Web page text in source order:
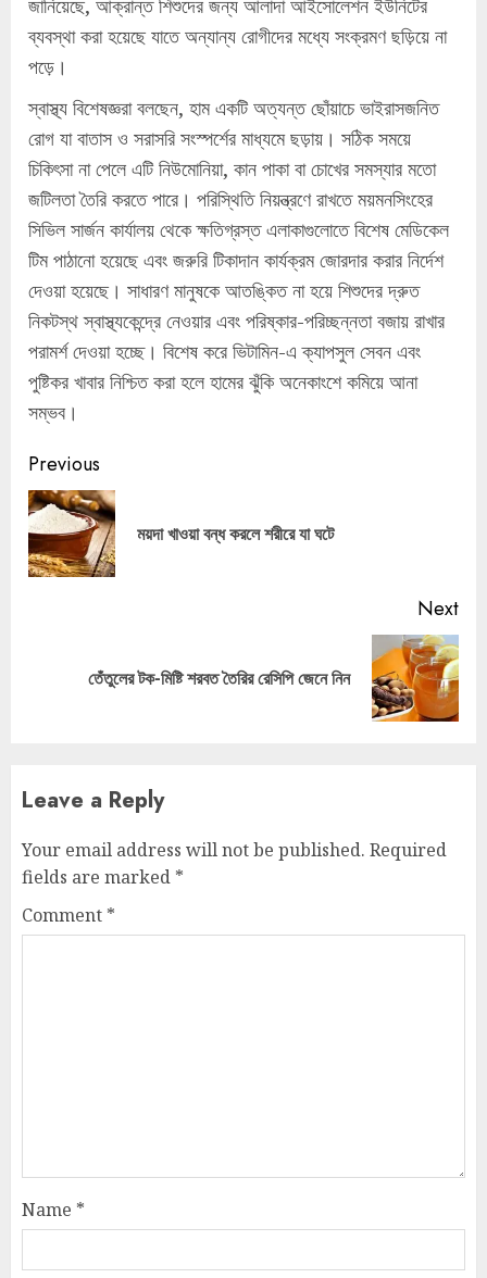
জানিয়েছে, আক্রান্ত শিশুদের জন্য আলাদা আইসোলেশন ইউনিটের
ব্যবস্থা করা হয়েছে যাতে অন্যান্য রোগীদের মধ্যে সংক্রমণ ছড়িয়ে না
পড়ে।
স্বাস্থ্য বিশেষজ্ঞরা বলছেন, হাম একটি অত্যন্ত ছোঁয়াচে ভাইরাসজনিত
রোগ যা বাতাস ও সরাসরি সংস্পর্শের মাধ্যমে ছড়ায়। সঠিক সময়ে
চিকিৎসা না পেলে এটি নিউমোনিয়া, কান পাকা বা চোখের সমস্যার মতো
জটিলতা তৈরি করতে পারে। পরিস্থিতি নিয়ন্ত্রণে রাখতে ময়মনসিংহের
সিভিল সার্জন কার্যালয় থেকে ক্ষতিগ্রস্ত এলাকাগুলোতে বিশেষ মেডিকেল
টিম পাঠানো হয়েছে এবং জরুরি টিকাদান কার্যক্রম জোরদার করার নির্দেশ
দেওয়া হয়েছে। সাধারণ মানুষকে আতঙ্কিত না হয়ে শিশুদের দ্রুত
নিকটস্থ স্বাস্থ্যকেন্দ্রে নেওয়ার এবং পরিষ্কার-পরিচ্ছন্নতা বজায় রাখার
পরামর্শ দেওয়া হচ্ছে। বিশেষ করে ভিটামিন-এ ক্যাপসুল সেবন এবং
পুষ্টিকর খাবার নিশ্চিত করা হলে হামের ঝুঁকি অনেকাংশে কমিয়ে আনা
সম্ভব।
Continue
Reading
Previous
ময়দা খাওয়া বন্ধ করলে শরীরে যা ঘটে
Next
তেঁতুলের টক-মিষ্টি শরবত তৈরির রেসিপি জেনে নিন
Leave a Reply
Your email address will not be published. Required
fields are marked *
Comment *
Name *